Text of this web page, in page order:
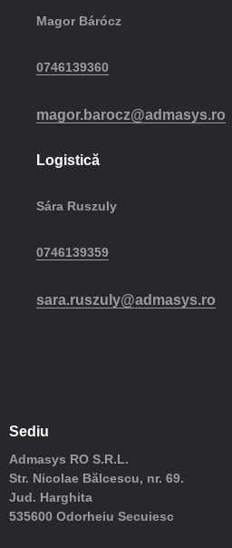
Magor Bárócz
0746139360
magor.barocz@admasys.ro
Logistică
Sára Ruszuly
0746139359
sara.ruszuly@admasys.ro
Sediu
Admasys RO S.R.L.
Str. Nicolae Bălcescu, nr. 69.
Jud. Harghita
535600 Odorheiu Secuiesc